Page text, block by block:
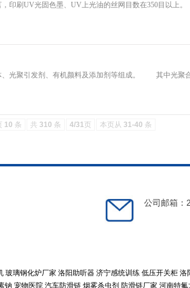
刷UV光固色墨、UV上光油的丝网目数在350目以上
聚引发剂、有机颜料及添加剂等组成。 其中光聚
10 条 共 310 条 4/31页 本页从 31-40 条
公司邮箱：
玻璃钢化炉厂家 洛阳助听器 济宁感统训练 低压开关柜 洛
钠 宠物医院 汽车防滑链 烟雾杀虫剂 防滑链厂家 河南特氟